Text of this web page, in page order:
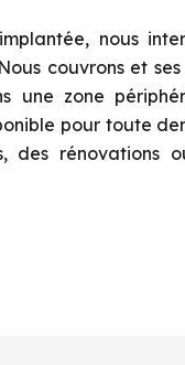
nous
couvrons et
une zone
pour toute
des rénovations